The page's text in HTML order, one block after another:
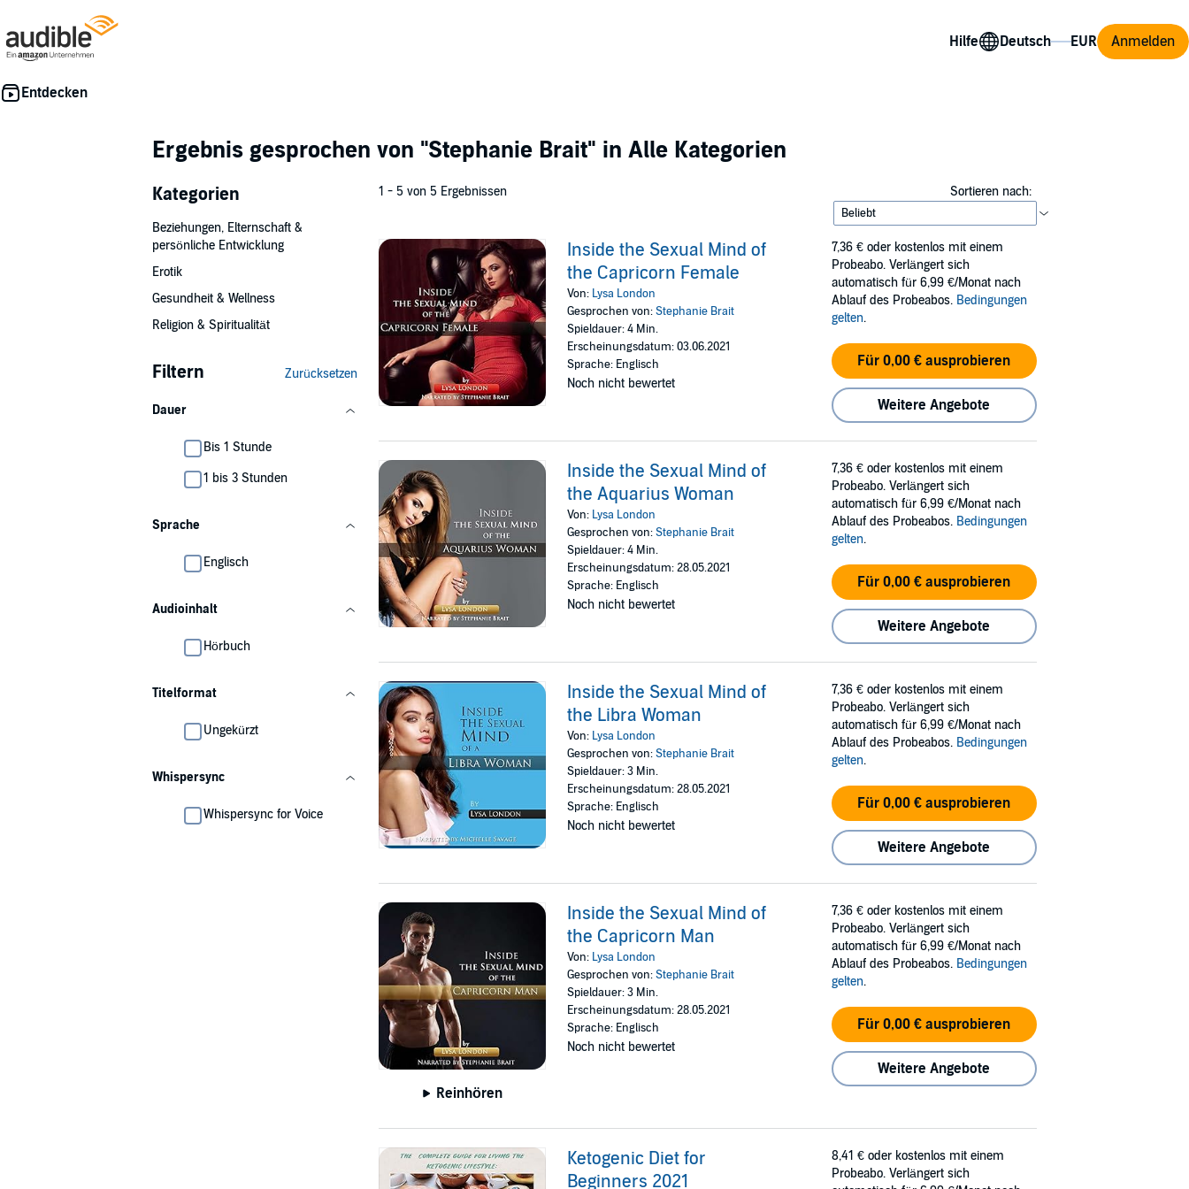
Hilfe Anmelden
Ergebnis gesprochen von "Stephanie Brait" in Alle Kategorien
Kategorien
Beziehungen, Elternschaft &
persönliche Entwicklung
Erotik
Gesundheit & Wellness
Religion & Spiritualität
Filtern Zurücksetzen
Dauer
Bis 1 Stunde
1 bis 3 Stunden
Sprache
Englisch
Audioinhalt
Hörbuch
Titelformat
Ungekürzt
Whispersync
Whispersync for Voice
1 - 5 von 5 Ergebnissen Sortieren nach:
Inside the Sexual Mind of
the Capricorn Female
Von: Lysa London
Gesprochen von:Stephanie Brait
Spieldauer: 4 Min.
Erscheinungsdatum: 03.06.2021
Sprache: Englisch
Noch nicht bewertet
7,36 € oder kostenlos mit einem
Probeabo. Verlängert sich
automatisch für 6,99 €/Monat nach
Ablauf des Probeabos. Bedingungen
gelten.
Für 0,00 € ausprobieren
Weitere Angebote
Inside the Sexual Mind of
the Aquarius Woman
Von: Lysa London
Gesprochen von:Stephanie Brait
Spieldauer: 4 Min.
Erscheinungsdatum: 28.05.2021
Sprache: Englisch
Noch nicht bewertet
7,36 € oder kostenlos mit einem
Probeabo. Verlängert sich
automatisch für 6,99 €/Monat nach
Ablauf des Probeabos. Bedingungen
gelten.
Für 0,00 € ausprobieren
Weitere Angebote
Inside the Sexual Mind of
the Libra Woman
Von: Lysa London
Gesprochen von:Stephanie Brait
Spieldauer: 3 Min.
Erscheinungsdatum: 28.05.2021
Sprache: Englisch
Noch nicht bewertet
7,36 € oder kostenlos mit einem
Probeabo. Verlängert sich
automatisch für 6,99 €/Monat nach
Ablauf des Probeabos. Bedingungen
gelten.
Für 0,00 € ausprobieren
Weitere Angebote
Reinhören
Inside the Sexual Mind of
the Capricorn Man
Von: Lysa London
Gesprochen von:Stephanie Brait
Spieldauer: 3 Min.
Erscheinungsdatum: 28.05.2021
Sprache: Englisch
Noch nicht bewertet
7,36 € oder kostenlos mit einem
Probeabo. Verlängert sich
automatisch für 6,99 €/Monat nach
Ablauf des Probeabos. Bedingungen
gelten.
Für 0,00 € ausprobieren
Weitere Angebote
Ketogenic Diet for
Beginners 2021
8,41 € oder kostenlos mit einem
Probeabo. Verlängert sich